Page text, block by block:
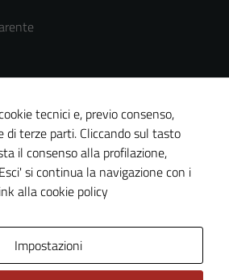
del sito
tecnici e, previo consenso,
di terze parti. Cliccando sul tasto
il consenso alla profilazione,
si continua la navigazione con i
alla cookie policy
Impostazioni